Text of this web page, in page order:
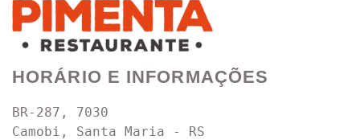
HORÁRIO E INFORMAÇÕES
BR-287, 7030
Camobi, Santa Maria - RS